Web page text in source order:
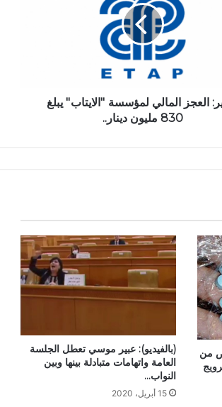
العجز المالي لمؤسسة ''الايتاب'' يبلغ
830 مليون دينار..
من
(بالفيديو): عبير موسي تعطل الجلسة
العامة واتهامات متبادلة بينها وبين
النواب…
15 أبريل، 2020